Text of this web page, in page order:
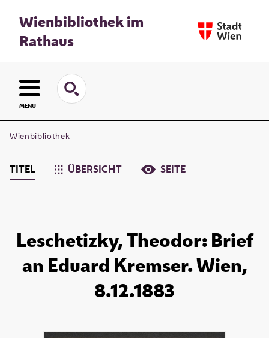
Wienbibliothek im
Rathaus
MENU
Wienbibliothek
TITEL ÜBERSICHT SEITE
Leschetizky, Theodor: Brief
an Eduard Kremser. Wien,
8.12.1883